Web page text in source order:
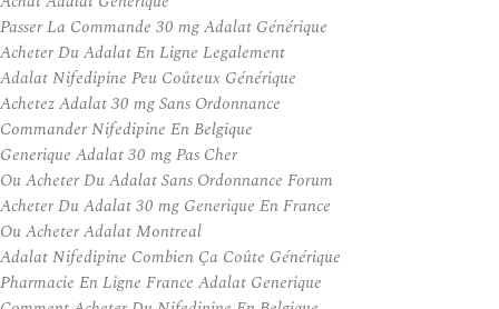
Passer La Commande 30 mg Adalat Générique
Acheter Du Adalat En Ligne Legalement
Adalat Nifedipine Peu Coûteux Générique
Achetez Adalat 30 mg Sans Ordonnance
Commander Nifedipine En Belgique
Generique Adalat 30 mg Pas Cher
Ou Acheter Du Adalat Sans Ordonnance Forum
Acheter Du Adalat 30 mg Generique En France
Ou Acheter Adalat Montreal
Adalat Nifedipine Combien Ça Coûte Générique
Pharmacie En Ligne France Adalat Generique